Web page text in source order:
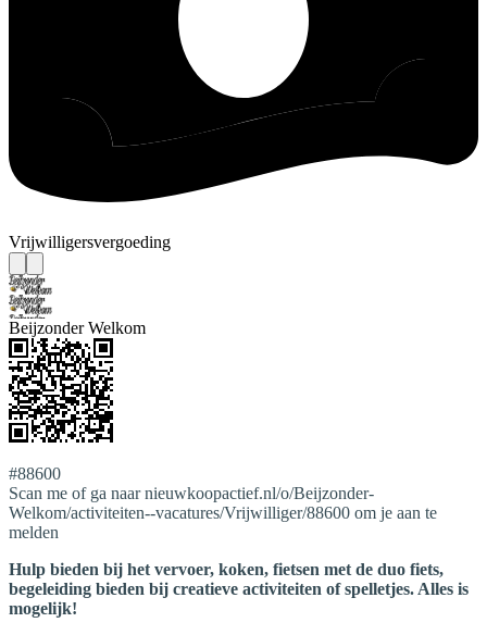
Vrijwilligersvergoeding
Beijzonder Welkom
#88600
Scan me of ga naar nieuwkoopactief.nl/o/Beijzonder-
Welkom/activiteiten--vacatures/Vrijwilliger/88600 om je aan te
melden
Hulp bieden bij het vervoer, koken, fietsen met de duo fiets,
begeleiding bieden bij creatieve activiteiten of spelletjes. Alles is
mogelijk!